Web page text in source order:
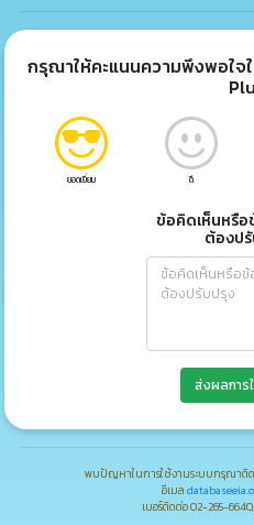
กรุณาให้คะแนนความพึงพอใจ
ยอดเยี่ยม ดี
ข้อคิดเห็นหรือ
ต้องป
ส่งผลการ
พบปัญหาในการใช้งานระบบกรุณาติ
อีเมล
เบอร์ติดต่อ 02-265-